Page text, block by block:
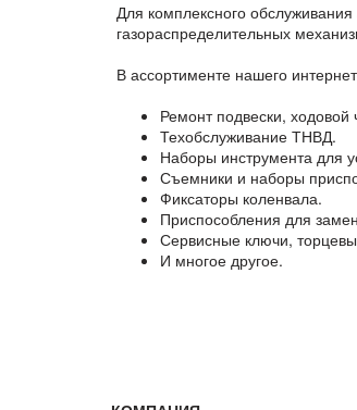
Для комплексного
газораспределительных
В ассортименте нашего
Ремонт подвески, ходовой
Техобслуживание ТНВД.
Наборы инструмента для
Съемники и наборы
Фиксаторы коленвала.
Приспособления для
Сервисные ключи,
И многое другое.